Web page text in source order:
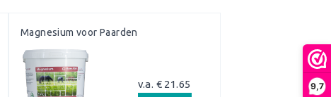
9,7
Magnesium voor Paarden
v.a. € 21.65